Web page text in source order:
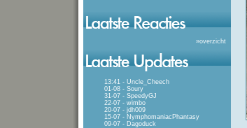
»overzicht
13:41 - Uncle_Cheech
01-08 - Soury
31-07 - SpeedyGJ
22-07 - wimbo
20-07 - jdh009
15-07 - NymphomaniacPhantasy
09-07 - Dagoduck